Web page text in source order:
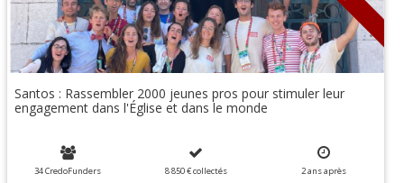
Santos : Rassembler 2000 jeunes pros pour stimuler leur
engagement dans l'Église et dans le monde
34 CredoFunders 8 850 €collectés 2ansaprès